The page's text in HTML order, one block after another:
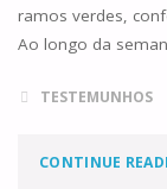
ramos verdes,
Ao longo da
TESTEMUNHOS
CONTINUE